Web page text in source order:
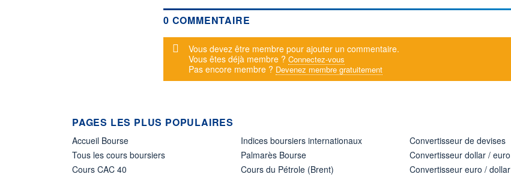
0 COMMENTAIRE
Message d'alerte
Vous devez être membre pour ajouter un commentaire.
Vous êtes déjà membre ? Connectez-vous
Pas encore membre ? Devenez membre gratuitement
PAGES LES PLUS POPULAIRES
Accueil Bourse
Tous les cours boursiers
Cours CAC 40
Indices boursiers internationaux
Palmarès Bourse
Cours du Pétrole (Brent)
Convertisseur de devises
Convertisseur dollar / euro
Convertisseur euro / dollar